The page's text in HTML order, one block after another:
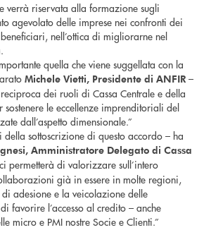
verrà riservata alla formazione sugli
agevolato delle imprese nei confronti dei
nell’ottica di migliorarne nel
quella che viene suggellata con la
Michele Vietti, Presidente di ANFIR –
dei ruoli di Cassa Centrale e della
sostenere le eccellenze imprenditoriali del
dall’aspetto dimensionale.”
della sottoscrizione di questo accordo – ha
Amministratore Delegato di Cassa
permetterà di valorizzare sull’intero
già in essere in molte regioni,
adesione e la veicolazione delle
favorire l’accesso al credito – anche
micro e PMI nostre Socie e Clienti.”